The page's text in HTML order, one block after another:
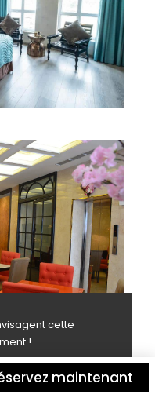
cette
!
maintenant